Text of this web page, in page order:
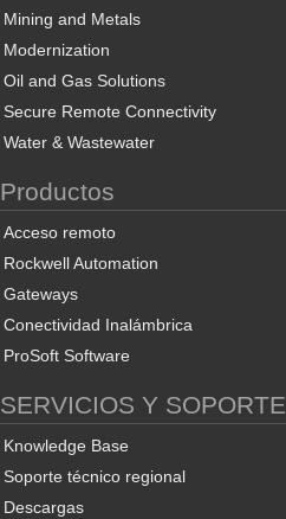
Mining and Metals
Modernization
Oil and Gas Solutions
Secure Remote Connectivity
Water & Wastewater
Productos
Acceso remoto
Rockwell Automation
Gateways
Conectividad Inalámbrica
ProSoft Software
SERVICIOS Y SOPORTE
Knowledge Base
Soporte técnico regional
Descargas